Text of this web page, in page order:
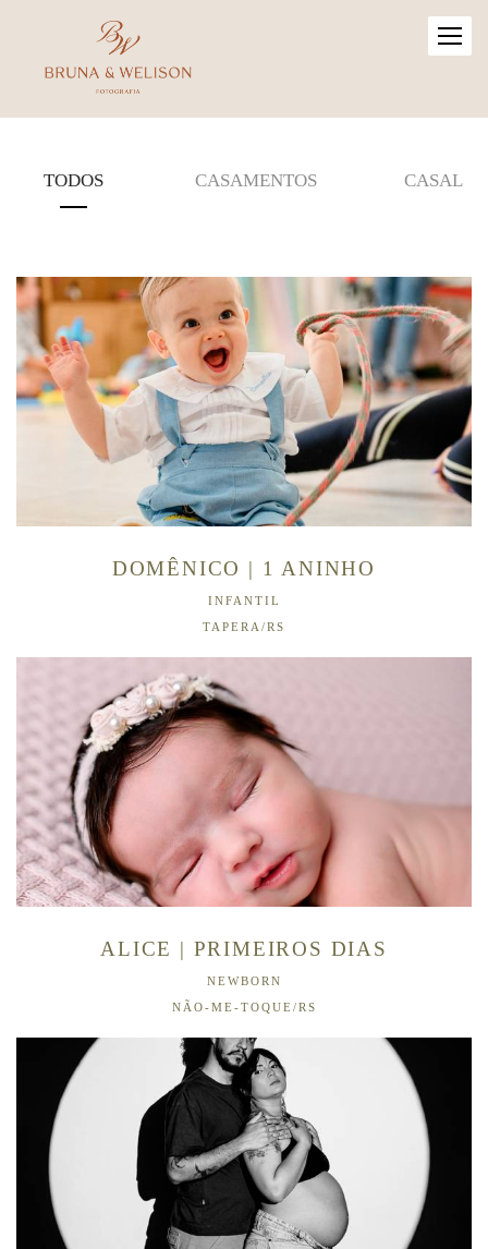
TODOS CASAMENTOS CASAL
DOMÊNICO | 1 ANINHO
INFANTIL
TAPERA/RS
ALICE | PRIMEIROS DIAS
NEWBORN
NÃO-ME-TOQUE/RS